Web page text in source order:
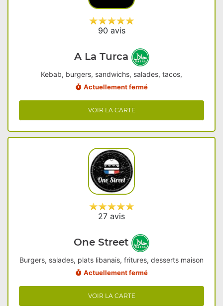
90 avis
A La Turca
Kebab, burgers, sandwichs, salades, tacos,
Actuellement fermé
VOIR LA CARTE
27 avis
One Street
Burgers, salades, plats libanais, fritures, desserts maison
Actuellement fermé
VOIR LA CARTE